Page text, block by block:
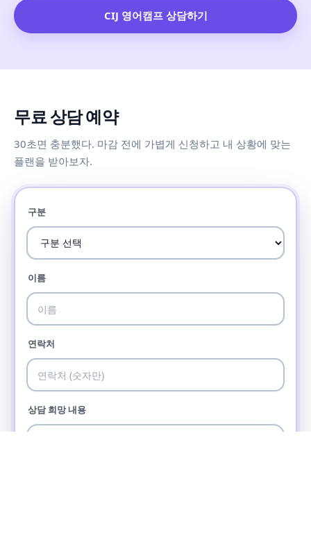
CIJ 영어캠프 상담하기
무료 상담 예약
30초면 충분했다. 마감 전에 가볍게 신청하고 내 상황에 맞는
플랜을 받아보자.
구분
이름
연락처
상담 희망 내용